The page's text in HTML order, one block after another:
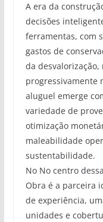
A era da
decisões
ferramentas, com
gastos de
da
progressivamente
aluguel emerge
variedade de
otimização
maleabilidade
sustentabilidade.
No No centro
Obra é a parceira
de experiência,
unidades e